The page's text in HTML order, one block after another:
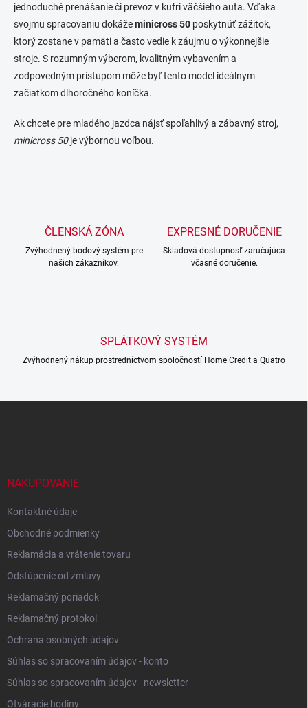
jednoduché prenášanie či prevoz v kufri väčšieho auta. Vďaka
svojmu spracovaniu dokážeminicross 50 poskytnúť zážitok,
ktorý zostane v pamäti a často vedie k záujmu o výkonnejšie
stroje. S rozumným výberom, kvalitným vybavením a
zodpovedným prístupom môže byť tento model ideálnym
začiatkom dlhoročného koníčka.
Ak chcete pre mladého jazdca nájsť spoľahlivý a zábavný stroj,
minicross 50je výbornou voľbou.
ČLENSKÁ ZÓNA
Zvýhodnený bodový systém pre
našich zákazníkov.
EXPRESNÉ DORUČENIE
Skladová dostupnosť zaručujúca
včasné doručenie.
SPLÁTKOVÝ SYSTÉM
Zvýhodnený nákup prostredníctvom spoločností Home Credit a Quatro
NAKUPOVANIE
Kontaktné údaje
Obchodné podmienky
Reklamácia a vrátenie tovaru
Odstúpenie od zmluvy
Reklamačný poriadok
Reklamačný protokol
Ochrana osobných údajov
Súhlas so spracovaním údajov - konto
Súhlas so spracovaním údajov - newsletter
Otváracie hodiny